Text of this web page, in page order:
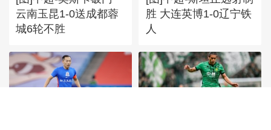
云南玉昆1-0送成都蓉
城6轮不胜
胜 大连英博1-0辽宁铁
人